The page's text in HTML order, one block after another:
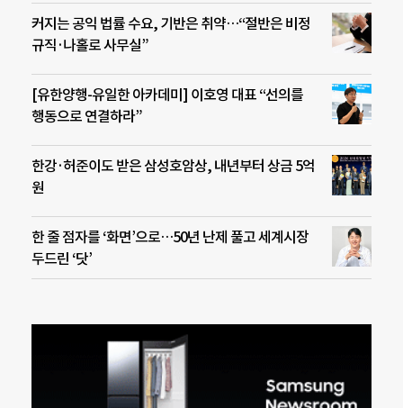
커지는 공익 법률 수요, 기반은 취약…“절반은 비정
규직·나홀로 사무실”
[유한양행-유일한 아카데미] 이호영 대표 “선의를
행동으로 연결하라”
한강·허준이도 받은 삼성호암상, 내년부터 상금 5억
원
한 줄 점자를 ‘화면’으로…50년 난제 풀고 세계시장
두드린 ‘닷’